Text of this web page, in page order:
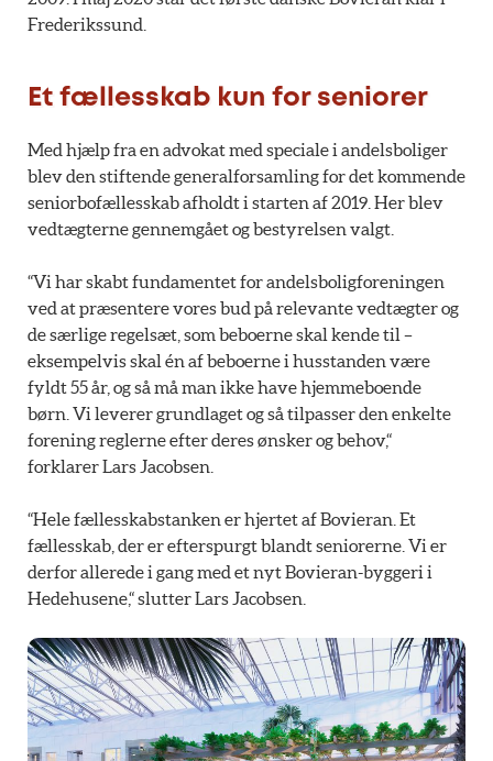
Frederikssund.
Et fællesskab kun for seniorer
Med hjælp fra en advokat med speciale i andelsboliger
blev den stiftende generalforsamling for det kommende
seniorbofællesskab afholdt i starten af 2019. Her blev
vedtægterne gennemgået og bestyrelsen valgt.
“Vi har skabt fundamentet for andelsboligforeningen
ved at præsentere vores bud på relevante vedtægter og
de særlige regelsæt, som beboerne skal kende til –
eksempelvis skal én af beboerne i husstanden være
fyldt 55 år, og så må man ikke have hjemmeboende
børn. Vi leverer grundlaget og så tilpasser den enkelte
forening reglerne efter deres ønsker og behov,“
forklarer Lars Jacobsen.
“Hele fællesskabstanken er hjertet af Bovieran. Et
fællesskab, der er efterspurgt blandt seniorerne. Vi er
derfor allerede i gang med et nyt Bovieran-byggeri i
Hedehusene,“ slutter Lars Jacobsen.